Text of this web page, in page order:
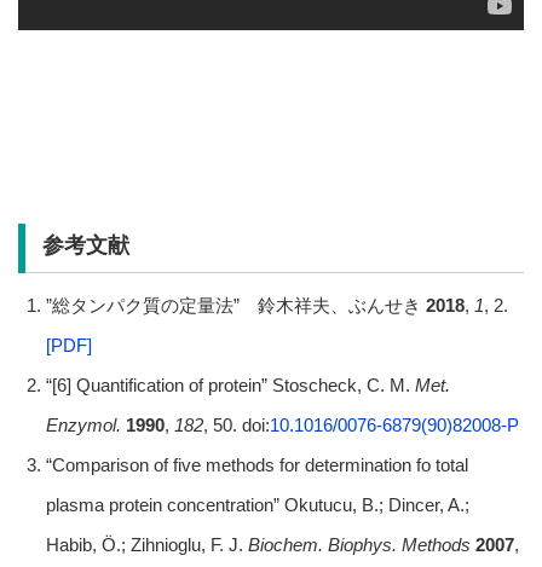
参考文献
”総タンパク質の定量法” 鈴木祥夫、ぶんせき 2018, 1, 2.
[PDF]
“[6] Quantification of protein” Stoscheck, C. M. Met.
Enzymol. 1990, 182, 50. doi:10.1016/0076-6879(90)82008-P
“Comparison of five methods for determination fo total
plasma protein concentration” Okutucu, B.; Dincer, A.;
Habib, Ö.; Zihnioglu, F. J. Biochem. Biophys. Methods 2007,